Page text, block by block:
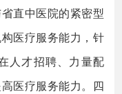
直中医院的紧密型
医疗服务能力，针
人才招聘、力量配
医疗服务能力。四